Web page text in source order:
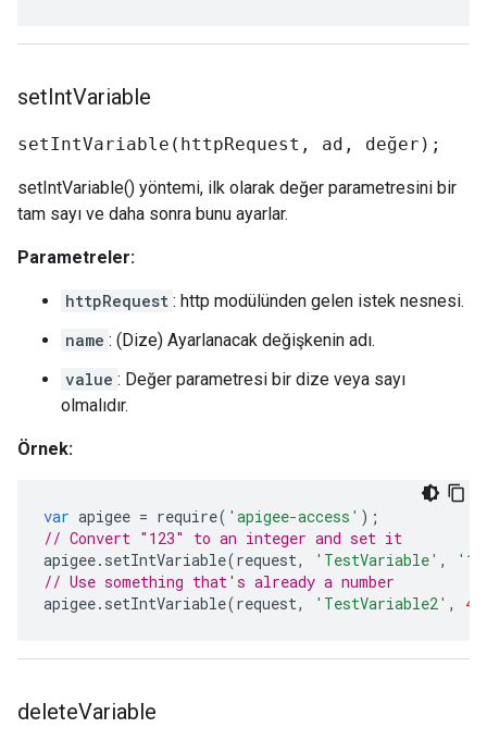
setIntVariable
setIntVariable(httpRequest, ad, değer);
setIntVariable() yöntemi, ilk olarak değer parametresini bir
tam sayı ve daha sonra bunu ayarlar.
Parametreler:
httpRequest : http modülünden gelen istek nesnesi.
name : (Dize) Ayarlanacak değişkenin adı.
value : Değer parametresi bir dize veya sayı
olmalıdır.
Örnek:
var apigee = require( 'apigee-access' );
// Convert "123" to an integer and set it
apigee. setIntVariable(request, 'TestVariable' ,
// Use something that's already a number
apigee. setIntVariable(request, 'TestVariable2' , 42
deleteVariable